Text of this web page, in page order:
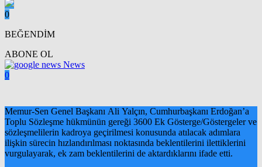
0
BEĞENDİM
ABONE OL
News
0
Memur-Sen Genel Başkanı Ali Yalçın, Cumhurbaşkanı Erdoğan’a
Toplu Sözleşme hükmünün gereği 3600 Ek Gösterge/Göstergeler ve
sözleşmelilerin kadroya geçirilmesi konusunda atılacak adımlara
ilişkin sürecin hızlandırılması noktasında beklentilerini ilettiklerini
vurgulayarak, ek zam beklentilerini de aktardıklarını ifade etti.